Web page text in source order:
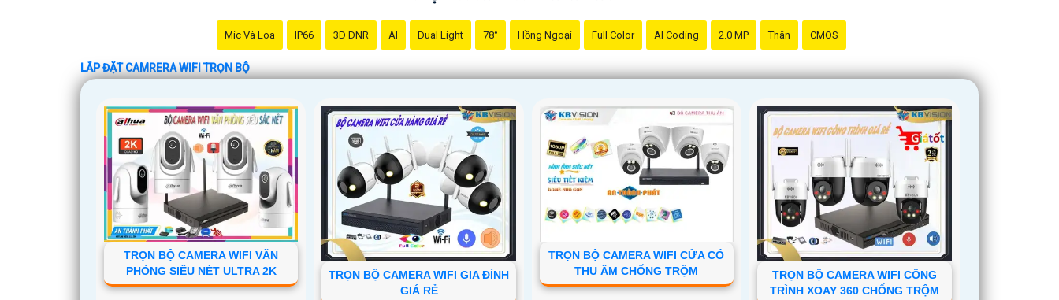
Mic Và Loa IP66 3D DNR AI Dual Light 78° Hồng Ngoại Full Color AI Coding 2.0 MP Thân CMOS
LẮP ĐẶT CAMRERA WIFI TRỌN BỘ
TRỌN BỘ CAMERA WIFI VĂN
PHÒNG SIÊU NÉT ULTRA 2K
TRỌN BỘ CAMERA WIFI GIA ĐÌNH
GIÁ RẺ
TRỌN BỘ CAMERA WIFI CỬA CÓ
THU ÂM CHỐNG TRỘM
TRỌN BỘ CAMERA WIFI CÔNG
TRÌNH XOAY 360 CHỐNG TRỘM